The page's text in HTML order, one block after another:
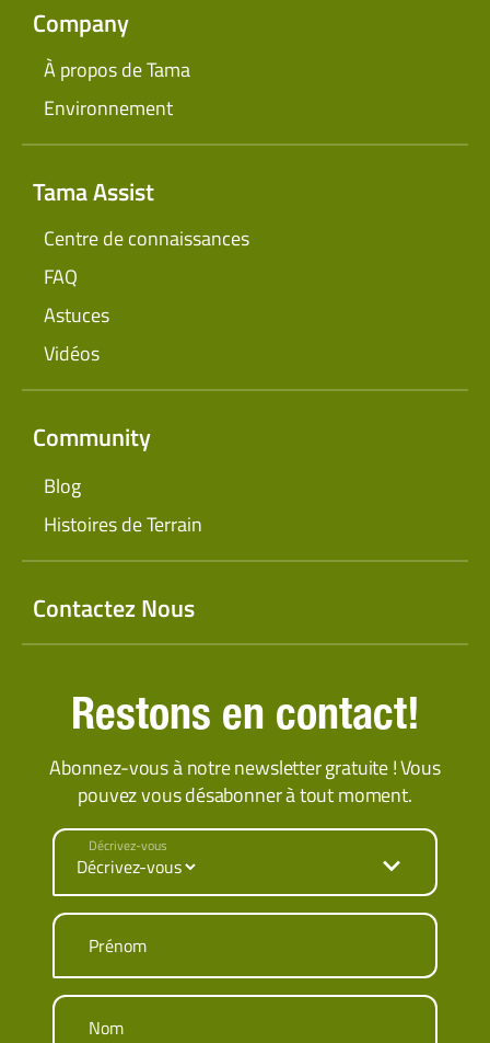
Company
À propos de Tama
Environnement
Tama Assist
Centre de connaissances
FAQ
Astuces
Vidéos
Community
Blog
Histoires de Terrain
Contactez Nous
Restons en contact!
Abonnez-vous à notre newsletter gratuite ! Vous
pouvez vous désabonner à tout moment.
Décrivez-vous
Prénom
Nom